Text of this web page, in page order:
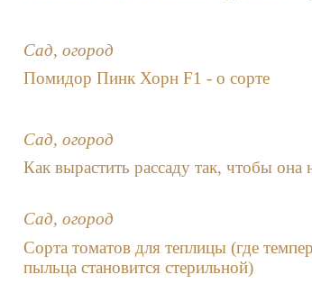
Сад, огород
Помидор Пинк Хорн F1 - о сорте
Сад, огород
Как вырастить рассаду так, чтобы она
Сад, огород
Сорта томатов для теплицы (где
пыльца становится стерильной)